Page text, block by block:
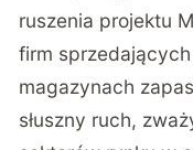
ruszenia projektu
firm
magazynach
słuszny ruch,